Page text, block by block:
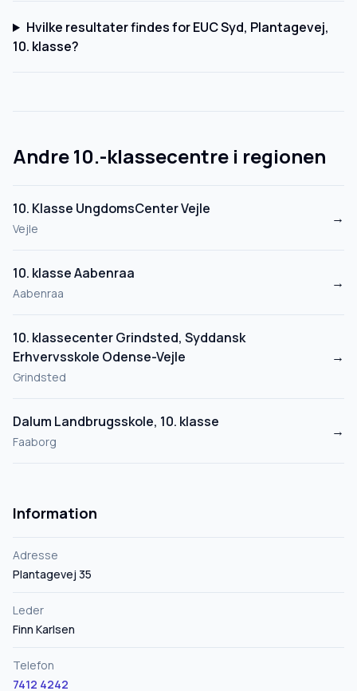
Hvilke resultater findes for EUC Syd, Plantagevej,
10. klasse?
Andre 10.-klassecentre i regionen
10. Klasse UngdomsCenter Vejle
Vejle
→
10. klasse Aabenraa
Aabenraa
→
10. klassecenter Grindsted, Syddansk
Erhvervsskole Odense-Vejle
Grindsted
→
Dalum Landbrugsskole, 10. klasse
Faaborg
→
Information
Adresse
Plantagevej 35
Leder
Finn Karlsen
Telefon
7412 4242